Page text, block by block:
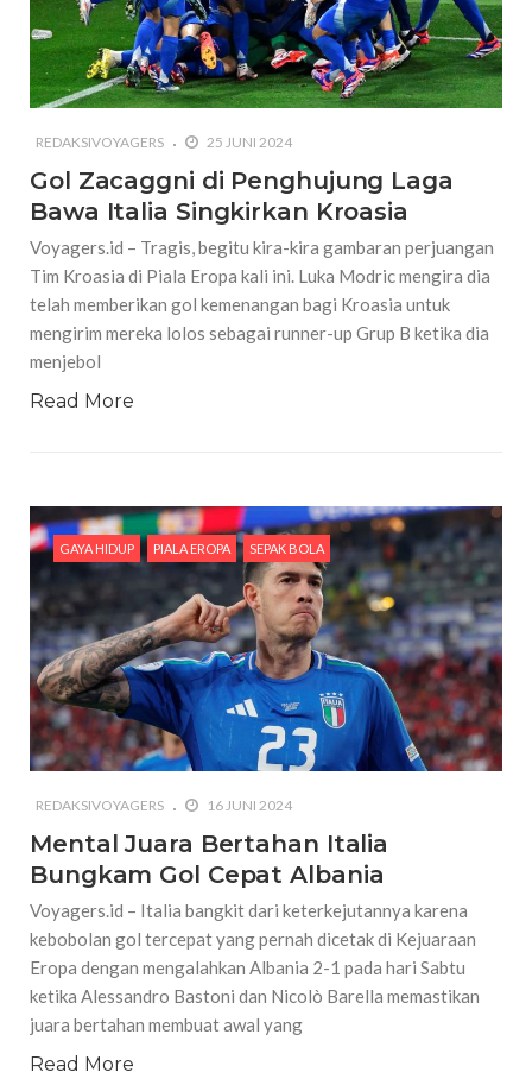
REDAKSIVOYAGERS 25 JUNI 2024
Gol Zacaggni di Penghujung Laga
Bawa Italia Singkirkan Kroasia
Voyagers.id – Tragis, begitu kira-kira gambaran perjuangan
Tim Kroasia di Piala Eropa kali ini. Luka Modric mengira dia
telah memberikan gol kemenangan bagi Kroasia untuk
mengirim mereka lolos sebagai runner-up Grup B ketika dia
menjebol
Read More
GAYA HIDUP PIALA EROPA SEPAK BOLA
REDAKSIVOYAGERS 16 JUNI 2024
Mental Juara Bertahan Italia
Bungkam Gol Cepat Albania
Voyagers.id – Italia bangkit dari keterkejutannya karena
kebobolan gol tercepat yang pernah dicetak di Kejuaraan
Eropa dengan mengalahkan Albania 2-1 pada hari Sabtu
ketika Alessandro Bastoni dan Nicolò Barella memastikan
juara bertahan membuat awal yang
Read More